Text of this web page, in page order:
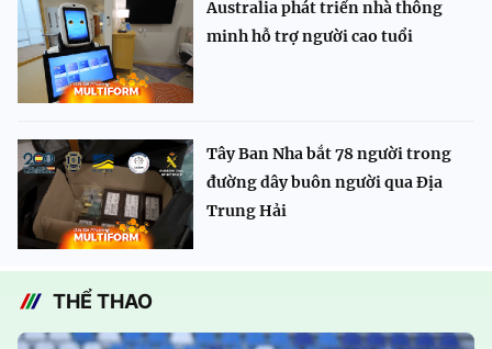
Australia phát triển nhà thông
minh hỗ trợ người cao tuổi
Tây Ban Nha bắt 78 người trong
đường dây buôn người qua Địa
Trung Hải
THỂ THAO